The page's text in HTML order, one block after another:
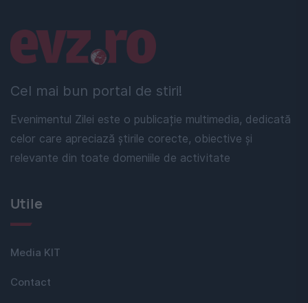
Cel mai bun portal de stiri!
Evenimentul Zilei este o publicație multimedia, dedicată
celor care apreciază știrile corecte, obiective și
relevante din toate domeniile de activitate
Linkuri utile
Utile
Media KIT
Contact